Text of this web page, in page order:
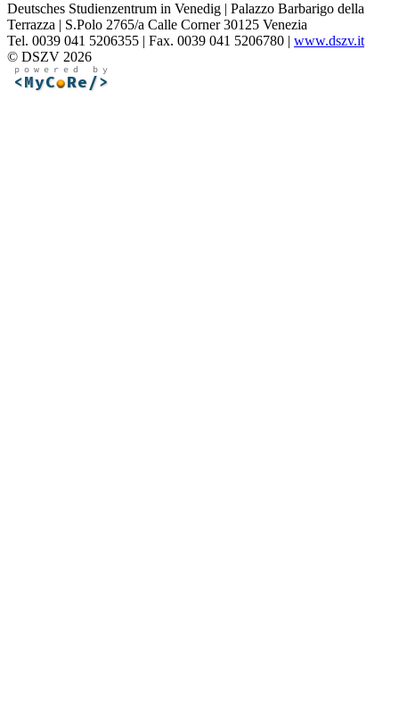
Deutsches Studienzentrum in Venedig | Palazzo Barbarigo della
Terrazza | S.Polo 2765/a Calle Corner 30125 Venezia
Tel. 0039 041 5206355 | Fax. 0039 041 5206780 | www.dszv.it
© DSZV 2026